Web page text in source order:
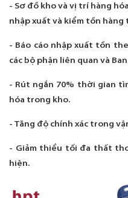
- Sơ đồ kho và vị trí hàng
nhập xuất và kiểm tồn hàng
- Báo cáo nhập xuất tồn
các bộ phận liên quan và
- Rút ngắn 70% thời gian
hóa trong kho.
- Tăng độ chính xác trong
- Giảm thiểu tối đa thất
hiện.